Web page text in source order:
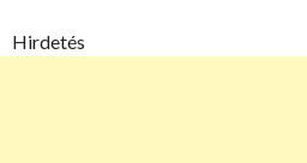
Hirdetés